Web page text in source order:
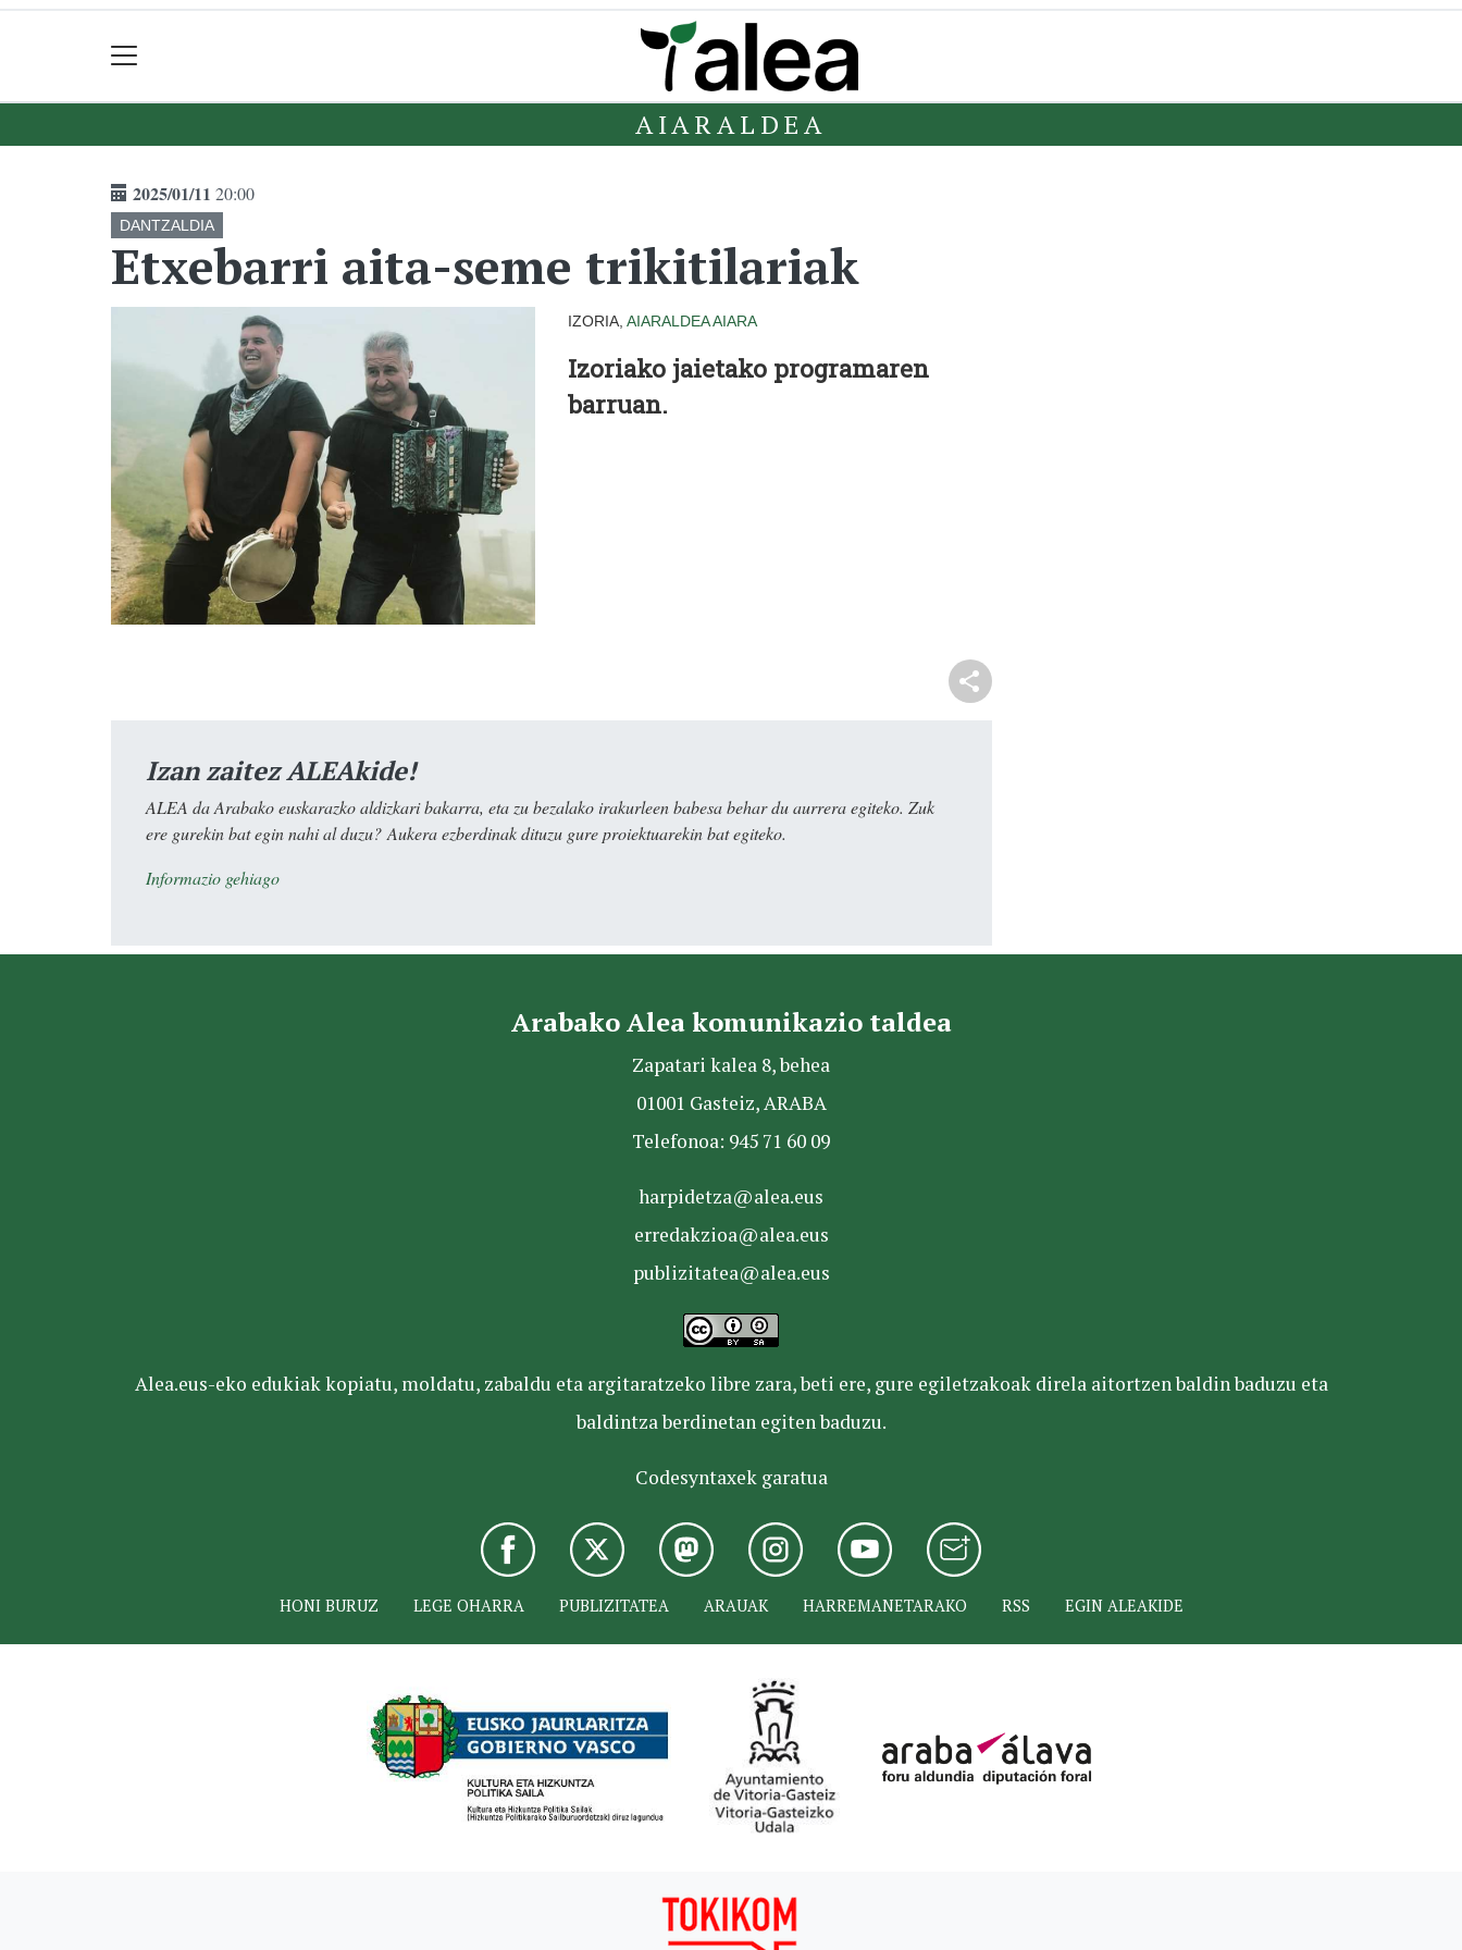
AIARALDEA
2025/01/11 20:00
DANTZALDIA
Etxebarri aita-seme trikitilariak
IZORIA, AIARALDEAAIARA
Izoriako jaietako programaren
barruan.
Izan zaitez ALEAkide!
ALEA da Arabako euskarazko aldizkari bakarra, eta zu bezalako irakurleen babesa behar du aurrera egiteko. Zuk
ere gurekin bat egin nahi al duzu? Aukera ezberdinak dituzu gure proiektuarekin bat egiteko.
Informazio gehiago
Arabako Alea komunikazio taldea
Zapatari kalea 8, behea
01001 Gasteiz, ARABA
Telefonoa: 945 71 60 09
harpidetza@alea.eus
erredakzioa@alea.eus
publizitatea@alea.eus
Alea.eus-eko edukiak kopiatu, moldatu, zabaldu eta argitaratzeko libre zara, beti ere, gure egiletzakoak direla aitortzen baldin baduzu eta
baldintza berdinetan egiten baduzu.
Codesyntaxek garatua
HONI BURUZ LEGE OHARRA PUBLIZITATEA ARAUAK HARREMANETARAKO RSS EGIN ALEAKIDE